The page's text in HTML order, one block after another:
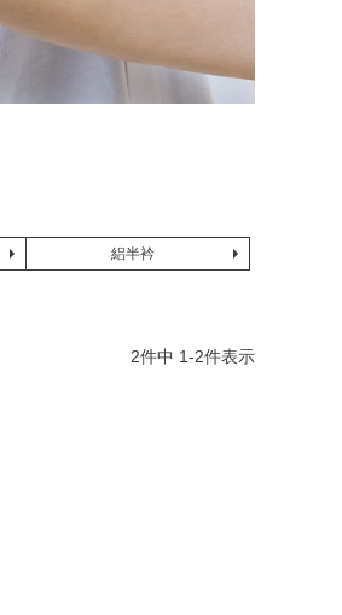
絽半衿
2件中 1-2件表示